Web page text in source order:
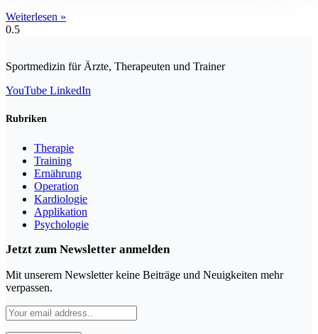
Weiterlesen »
Sportmedizin für Ärzte, Therapeuten und Trainer
YouTube LinkedIn
Rubriken
Therapie
Training
Ernährung
Operation
Kardiologie
Applikation
Psychologie
Jetzt zum Newsletter anmelden
Mit unserem Newsletter keine Beiträge und Neuigkeiten mehr
verpassen.